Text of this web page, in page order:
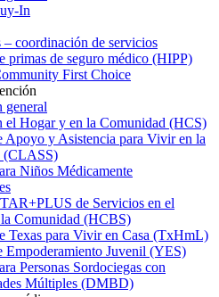
In
coordinación de servicios
primas de seguro médico (HIPP)
First Choice
general
el Hogar y en la Comunidad (HCS)
Apoyo y Asistencia para Vivir en la
(CLASS)
Niños Médicamente
de Servicios en el
Comunidad (HCBS)
Texas para Vivir en Casa (TxHmL)
Empoderamiento Juvenil (YES)
Personas Sordociegas con
Múltiples (DMBD)